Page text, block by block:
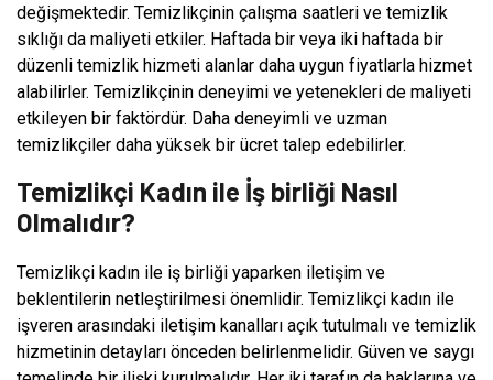
değişmektedir. Temizlikçinin çalışma saatleri ve temizlik
sıklığı da maliyeti etkiler. Haftada bir veya iki haftada bir
düzenli temizlik hizmeti alanlar daha uygun fiyatlarla hizmet
alabilirler. Temizlikçinin deneyimi ve yetenekleri de maliyeti
etkileyen bir faktördür. Daha deneyimli ve uzman
temizlikçiler daha yüksek bir ücret talep edebilirler.
Temizlikçi Kadın ile İş birliği Nasıl
Olmalıdır?
Temizlikçi kadın ile iş birliği yaparken iletişim ve
beklentilerin netleştirilmesi önemlidir. Temizlikçi kadın ile
işveren arasındaki iletişim kanalları açık tutulmalı ve temizlik
hizmetinin detayları önceden belirlenmelidir. Güven ve saygı